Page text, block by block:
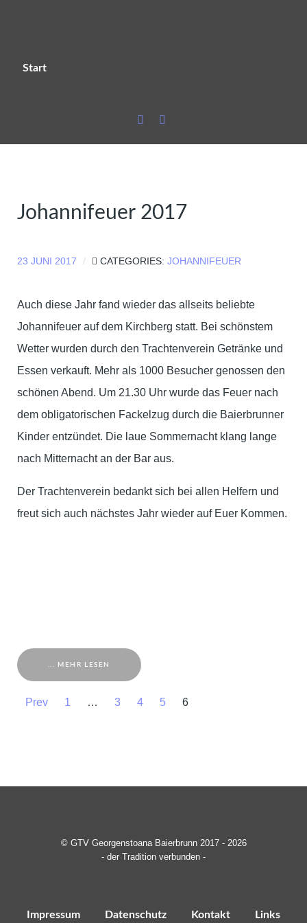
Start
Johannifeuer 2017
23 JUNI 2017 CATEGORIES: JOHANNIFEUER
Auch diese Jahr fand wieder das allseits beliebte
Johannifeuer auf dem Kirchberg statt. Bei schönstem
Wetter wurden durch den Trachtenverein Getränke und
Essen verkauft. Mehr als 1000 Besucher genossen den
schönen Abend. Um 21.30 Uhr wurde das Feuer nach
dem obligatorischen Fackelzug durch die Baierbrunner
Kinder entzündet. Die laue Sommernacht klang lange
nach Mitternacht an der Bar aus.
Der Trachtenverein bedankt sich bei allen Helfern und
freut sich auch nächstes Jahr wieder auf Euer Kommen.
... MEHR LESEN
Prev 1 … 3 4 5 6
© GTV Georgenstoana Baierbrunn 2017 - 2026
- der Tradition verbunden -
Impressum Datenschutz Kontakt Links